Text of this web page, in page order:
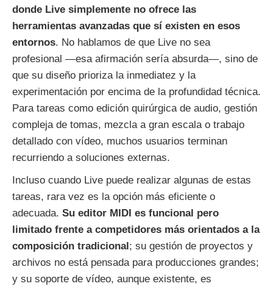
donde Live simplemente no ofrece las
herramientas avanzadas que sí existen en esos
entornos. No hablamos de que Live no sea
profesional —esa afirmación sería absurda—, sino de
que su diseño prioriza la inmediatez y la
experimentación por encima de la profundidad técnica.
Para tareas como edición quirúrgica de audio, gestión
compleja de tomas, mezcla a gran escala o trabajo
detallado con vídeo, muchos usuarios terminan
recurriendo a soluciones externas.
Incluso cuando Live puede realizar algunas de estas
tareas, rara vez es la opción más eficiente o
adecuada. Su editor MIDI es funcional pero
limitado frente a competidores más orientados a la
composición tradicional ; su gestión de proyectos y
archivos no está pensada para producciones grandes;
y su soporte de vídeo, aunque existente, es